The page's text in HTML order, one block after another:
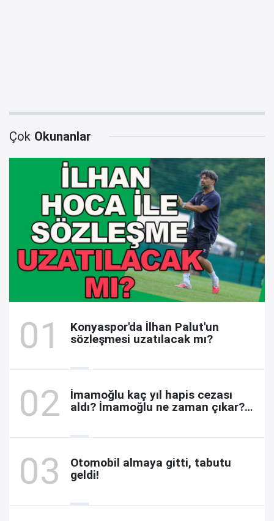
Çok Okunanlar
Konyaspor'da İlhan Palut'un
sözleşmesi uzatılacak mı?
İmamoğlu kaç yıl hapis cezası
aldı? İmamoğlu ne zaman çıkar?
Otomobil almaya gitti, tabutu
geldi!